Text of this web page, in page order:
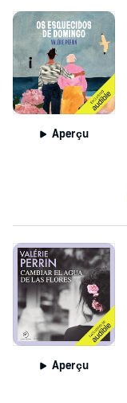
Aperçu
Aperçu